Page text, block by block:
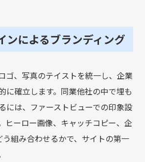
ンによるブランディング
ゴ、写真のテイストを統一し、企業
に確立します。同業他社の中で埋も
には、ファーストビューでの印象設
ヒーロー画像、キャッチコピー、企
組み合わせるかで、サイトの第一